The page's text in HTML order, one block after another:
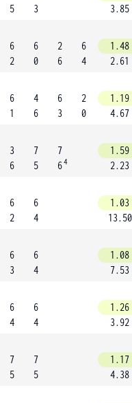
5
3
3.85
6
2
6
0
2
6
6
4
1.48
2.61
6
1
4
6
6
3
2
0
1.19
4.67
3
6
7
5
7
64
1.59
2.23
6
2
6
4
1.03
13.50
6
3
6
4
1.08
7.53
6
4
6
4
1.26
3.92
7
5
7
5
1.17
4.38